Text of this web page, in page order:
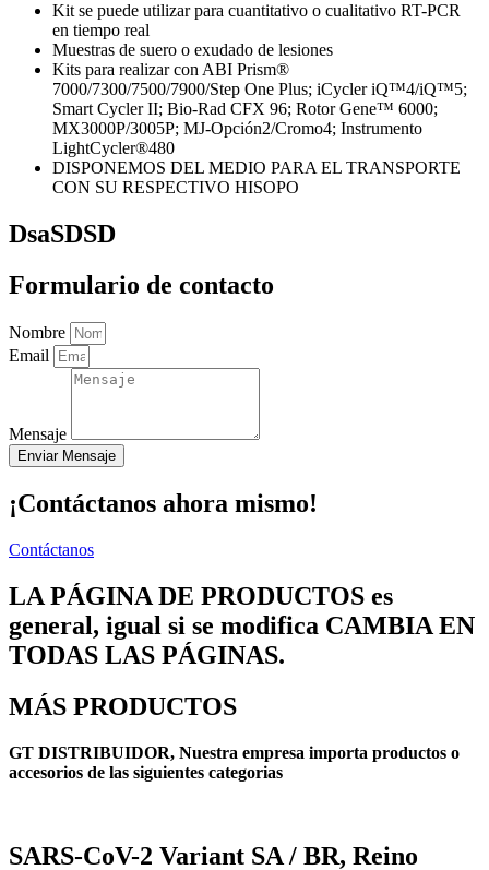
Kit se puede utilizar para cuantitativo o cualitativo RT-PCR
en tiempo real
Muestras de suero o exudado de lesiones
Kits para realizar con ABI Prism®
7000/7300/7500/7900/Step One Plus; iCycler iQ™4/iQ™5;
Smart Cycler II; Bio-Rad CFX 96; Rotor Gene™ 6000;
MX3000P/3005P; MJ-Opción2/Cromo4; Instrumento
LightCycler®480
DISPONEMOS DEL MEDIO PARA EL TRANSPORTE
CON SU RESPECTIVO HISOPO
DsaSDSD
Formulario de contacto
Nombre
Email
Mensaje
Enviar Mensaje
¡Contáctanos ahora mismo!
Contáctanos
LA PÁGINA DE PRODUCTOS es
general, igual si se modifica CAMBIA EN
TODAS LAS PÁGINAS.
MÁS PRODUCTOS
GT DISTRIBUIDOR, Nuestra empresa importa productos o
accesorios de las siguientes categorias
SARS-CoV-2 Variant SA / BR, Reino